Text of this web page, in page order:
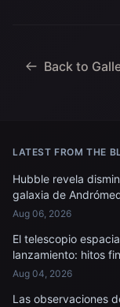
Back to
LATEST FROM THE
Hubble revela
galaxia de
Aug 06, 2026
El telescopio
lanzamiento: hitos
Aug 04, 2026
Las observaciones